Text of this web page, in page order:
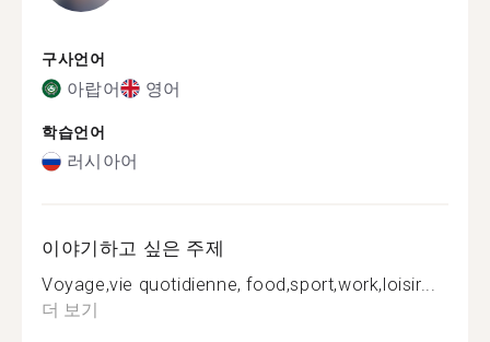
구사언어
아랍어 영어
학습언어
러시아어
이야기하고 싶은 주제
Voyage,vie quotidienne, food,sport,work,loisir...
더 보기